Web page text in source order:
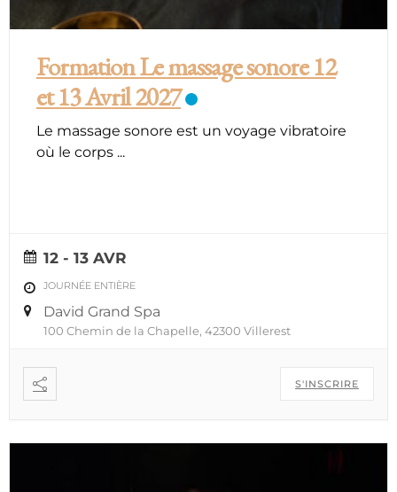
Formation Le massage sonore 12
et 13 Avril 2027
Le massage sonore est un voyage vibratoire
où le corps ...
12 - 13 AVR
JOURNÉE ENTIÈRE
David Grand Spa
100 Chemin de la Chapelle, 42300 Villerest
S'INSCRIRE